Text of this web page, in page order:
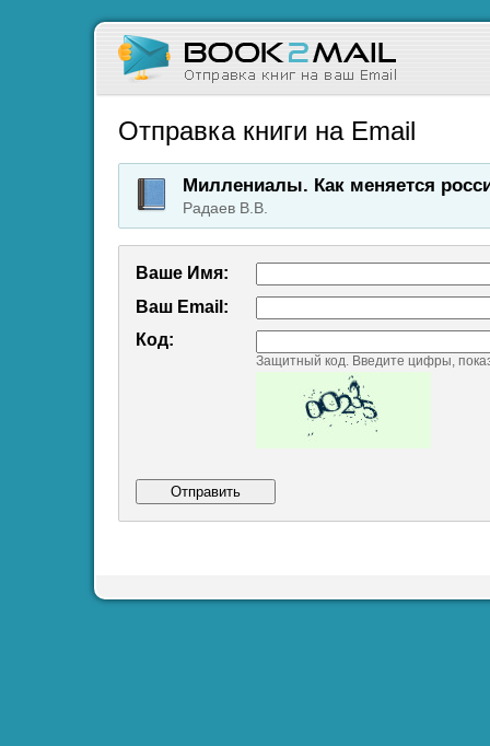
Отправка книги на Email
Миллениалы. Как меняется
Радаев В.В.
Ваше Имя:
Ваш Emаil:
Код:
Защитный код. Введите цифры,